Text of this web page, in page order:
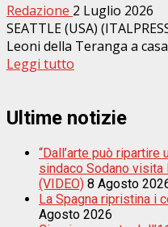
Redazione 2 Luglio 2026
SEATTLE (USA)
Leoni della Teranga a
Leggi tutto
Ultime notizie
“Dall’arte può ripartire
sindaco Sodano visita
(VIDEO) 8 Agosto
La Spagna ripristina i
Agosto 2026